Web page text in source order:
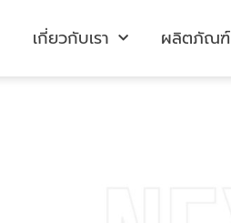
เกี่ยวกับเรา ผลิตภัณฑ์